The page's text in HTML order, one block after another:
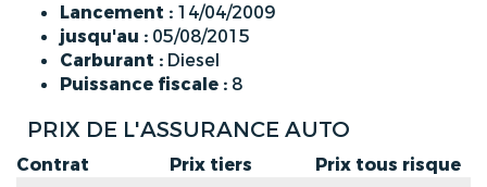
Lancement : 14/04/2009
jusqu'au : 05/08/2015
Carburant : Diesel
Puissance fiscale : 8
PRIX DE L'ASSURANCE AUTO
Contrat Prix tiers
Prix tous risque